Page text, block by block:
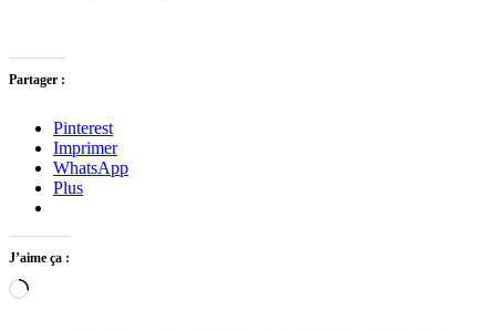
Partager :
Pinterest
Imprimer
WhatsApp
Plus
J’aime ça :
Chargement…